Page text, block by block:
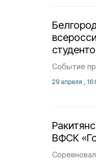
Событие
29 апреля ,
ВФСК